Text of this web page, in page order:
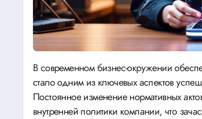
В современном бизнес-окружении обеспечение соответствия юридическим требованиям
стало одним из ключевых аспектов
Постоянное изменение нормативных
внутренней политики компании, что